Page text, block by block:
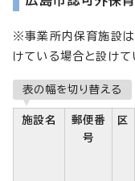
※事業所内保育施設
けている場合と設けて
表の幅を切り替える
施設名
郵便番
号
区